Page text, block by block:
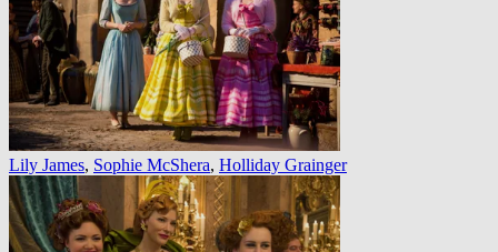
Lily James, Sophie McShera, Holliday Grainger